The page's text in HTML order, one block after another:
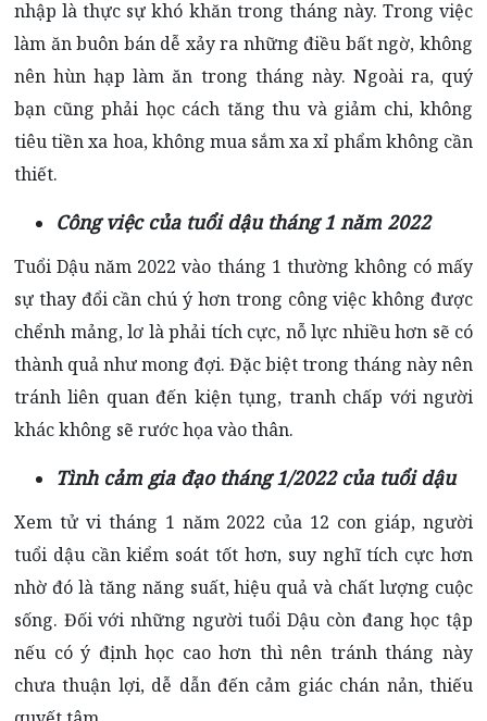
nhập là thực sự khó khăn trong tháng này. Trong việc
làm ăn buôn bán dễ xảy ra những điều bất ngờ, không
nên hùn hạp làm ăn trong tháng này. Ngoài ra, quý
bạn cũng phải học cách tăng thu và giảm chi, không
tiêu tiền xa hoa, không mua sắm xa xỉ phẩm không cần
thiết.
Công việc của tuổi dậu tháng 1 năm 2022
Tuổi Dậu năm 2022 vào tháng 1 thường không có mấy
sự thay đổi cần chú ý hơn trong công việc không được
chểnh mảng, lơ là phải tích cực, nỗ lực nhiều hơn sẽ có
thành quả như mong đợi. Đặc biệt trong tháng này nên
tránh liên quan đến kiện tụng, tranh chấp với người
khác không sẽ rước họa vào thân.
Tình cảm gia đạo tháng 1/2022 của tuổi dậu
Xem tử vi tháng 1 năm 2022 của 12 con giáp, người
tuổi dậu cần kiểm soát tốt hơn, suy nghĩ tích cực hơn
nhờ đó là tăng năng suất, hiệu quả và chất lượng cuộc
sống. Đối với những người tuổi Dậu còn đang học tập
nếu có ý định học cao hơn thì nên tránh tháng này
chưa thuận lợi, dễ dẫn đến cảm giác chán nản, thiếu